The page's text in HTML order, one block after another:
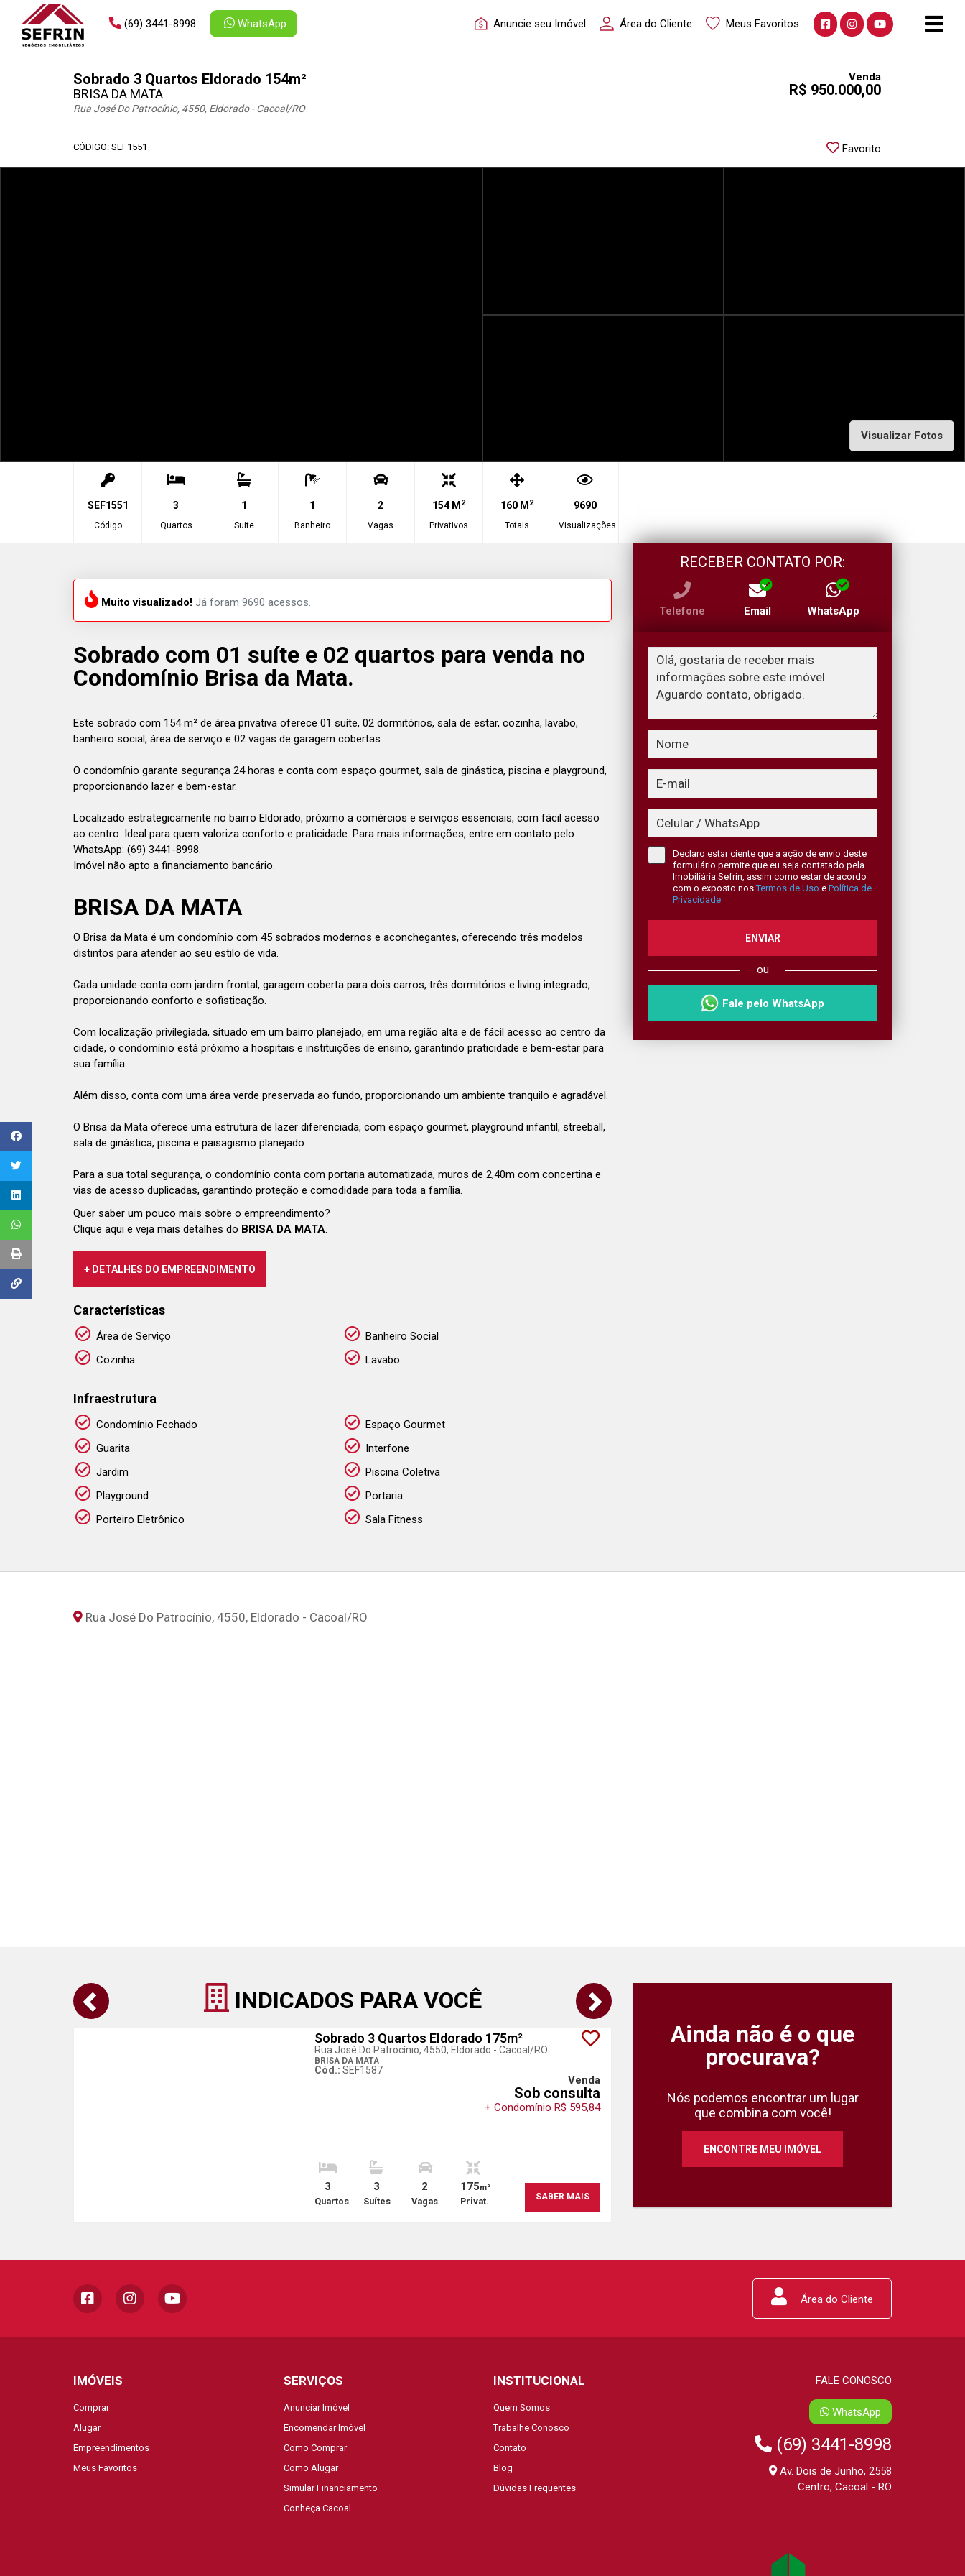
(69) 3441-8998 WhatsApp Anuncie seu Imóvel Área do Cliente Meus Favoritos
Sobrado 3 Quartos Eldorado 154m²
BRISA DA MATA
Rua José Do Patrocínio, 4550, Eldorado - Cacoal/RO
Venda
R$ 950.000,00
CÓDIGO: SEF1551 Favorito
Visualizar Fotos
SEF1551
Código
3
Quartos
1
Suite
1
Banheiro
2
Vagas
154 M 2
Privativos
160 M 2
Totais
9690
Visualizações
Muito visualizado! Já foram 9690 acessos.
Sobrado com 01 suíte e 02 quartos para venda no
Condomínio Brisa da Mata.
Este sobrado com 154 m² de área privativa oferece 01 suíte, 02 dormitórios, sala de estar, cozinha, lavabo,
banheiro social, área de serviço e 02 vagas de garagem cobertas.
O condomínio garante segurança 24 horas e conta com espaço gourmet, sala de ginástica, piscina e playground,
proporcionando lazer e bem-estar.
Localizado estrategicamente no bairro Eldorado, próximo a comércios e serviços essenciais, com fácil acesso
ao centro. Ideal para quem valoriza conforto e praticidade. Para mais informações, entre em contato pelo
WhatsApp: (69) 3441-8998.
Imóvel não apto a financiamento bancário.
BRISA DA MATA
O Brisa da Mata é um condomínio com 45 sobrados modernos e aconchegantes, oferecendo três modelos
distintos para atender ao seu estilo de vida.
Cada unidade conta com jardim frontal, garagem coberta para dois carros, três dormitórios e living integrado,
proporcionando conforto e sofisticação.
Com localização privilegiada, situado em um bairro planejado, em uma região alta e de fácil acesso ao centro da
cidade, o condomínio está próximo a hospitais e instituições de ensino, garantindo praticidade e bem-estar para
sua família.
Além disso, conta com uma área verde preservada ao fundo, proporcionando um ambiente tranquilo e agradável.
O Brisa da Mata oferece uma estrutura de lazer diferenciada, com espaço gourmet, playground infantil, streeball,
sala de ginástica, piscina e paisagismo planejado.
Para a sua total segurança, o condomínio conta com portaria automatizada, muros de 2,40m com concertina e
vias de acesso duplicadas, garantindo proteção e comodidade para toda a família.
Quer saber um pouco mais sobre o empreendimento?
Clique aqui e veja mais detalhes do BRISA DA MATA.
+ DETALHES DO EMPREENDIMENTO
Características
Área de Serviço
Banheiro Social
Cozinha
Lavabo
Infraestrutura
Condomínio Fechado
Espaço Gourmet
Guarita
Interfone
Jardim
Piscina Coletiva
Playground
Portaria
Porteiro Eletrônico
Sala Fitness
Rua José Do Patrocínio, 4550, Eldorado - Cacoal/RO
RECEBER CONTATO POR:
Telefone Email WhatsApp
Declaro estar ciente que a ação de envio deste
formulário permite que eu seja contatado pela
Imobiliária Sefrin, assim como estar de acordo
com o exposto nosTermos de Uso e Política de
Privacidade
ENVIAR
ou
Fale pelo WhatsApp
INDICADOS PARA VOCÊ
Sobrado 3 Quartos Eldorado 175m²
Rua José Do Patrocínio, 4550, Eldorado - Cacoal /RO
BRISA DA MATA
Cód.: SEF1587
3
Quartos
3
Suítes
2
Vagas
175m²
Privat.
Venda
Sob consulta
+ Condomínio R$ 595,84
SABER MAIS
Ainda não é o que
procurava?
Nós podemos encontrar um lugar
que combina com você!
ENCONTRE MEU IMÓVEL
Área do Cliente
IMÓVEIS
Comprar
Alugar
Empreendimentos
Meus Favoritos
SERVIÇOS
Anunciar Imóvel
Encomendar Imóvel
Como Comprar
Como Alugar
Simular Financiamento
Conheça Cacoal
INSTITUCIONAL
Quem Somos
Trabalhe Conosco
Contato
Blog
Dúvidas Frequentes
FALE CONOSCO
WhatsApp
(69) 3441-8998
Av. Dois de Junho, 2558
Centro, Cacoal - RO